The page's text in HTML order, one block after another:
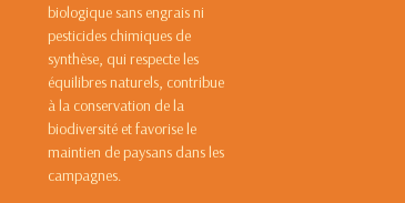
biologique sans engrais ni
pesticides chimiques de
synthèse, qui respecte les
équilibres naturels, contribue
à la conservation de la
biodiversité et favorise le
maintien de paysans dans les
campagnes.